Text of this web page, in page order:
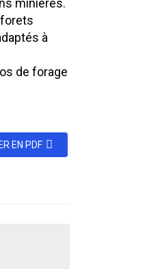
minières.
à
de forage
EN PDF